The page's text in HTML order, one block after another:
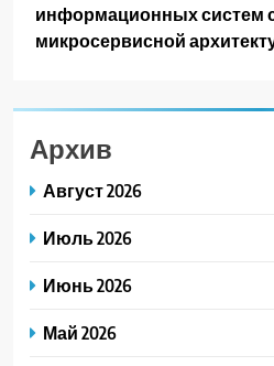
информационных систем
микросервисной
Архив
Август 2026
Июль 2026
Июнь 2026
Май 2026